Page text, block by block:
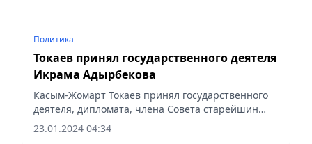
Политика
Токаев принял государственного деятеля
Икрама Адырбекова
Касым-Жомарт Токаев принял государственного
деятеля, дипломата, члена Совета старейшин
Организации тюркских государств Икрама
Адырбекова.
23.01.2024 04:34